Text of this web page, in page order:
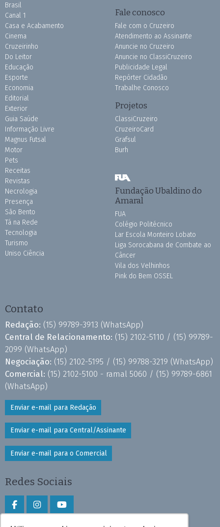
Brasil
Canal 1
Casa e Acabamento
Cinema
Cruzeirinho
Do Leitor
Educação
Esporte
Economia
Editorial
Exterior
Guia Saúde
Informação Livre
Magnus Futsal
Motor
Pets
Receitas
Revistas
Necrologia
Presença
São Bento
Tá na Rede
Tecnologia
Turismo
Uniso Ciência
Fale conosco
Fale com o Cruzeiro
Atendimento ao Assinante
Anuncie no Cruzeiro
Anuncie no ClassiCruzeiro
Publicidade Legal
Repórter Cidadão
Trabalhe Conosco
Projetos
ClassiCruzeiro
CruzeiroCard
Grafsul
Burh
Fundação Ubaldino do
Amaral
FUA
Colégio Politécnico
Lar Escola Monteiro Lobato
Liga Sorocabana de Combate ao
Câncer
Vila dos Velhinhos
Pink do Bem OSSEL
Contato
Redação: (15) 99789-3913 (WhatsApp)
Central de Relacionamento: (15) 2102-5110 / (15) 99789-
2099 (WhatsApp)
Negociação: (15) 2102-5195 / (15) 99788-3219 (WhatsApp)
Comercial: (15) 2102-5100 - ramal 5060 / (15) 99789-6861
(WhatsApp)
Enviar e-mail para Redação
Enviar e-mail para Central/Assinante
Enviar e-mail para o Comercial
Redes Sociais